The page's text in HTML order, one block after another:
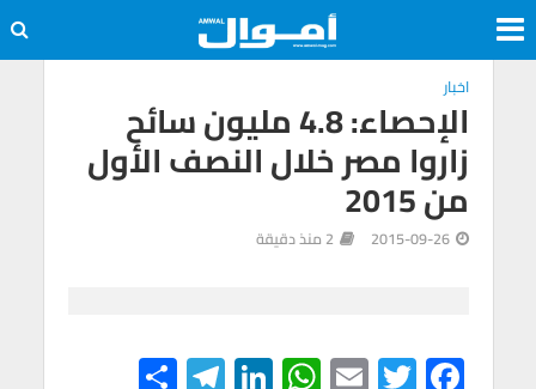
اخبار
الإحصاء: 4.8 مليون سائح
زاروا مصر خلال النصف الأول
من 2015
2015-09-26 2 منذ دقيقة